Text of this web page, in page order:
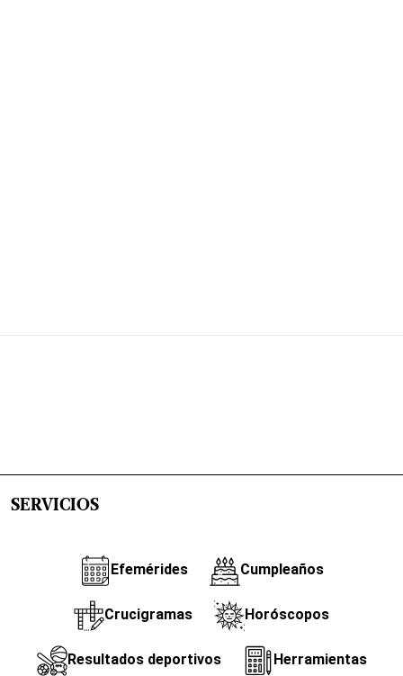
SERVICIOS
Efemérides Cumpleaños
Crucigramas Horóscopos
Resultados deportivos Herramientas